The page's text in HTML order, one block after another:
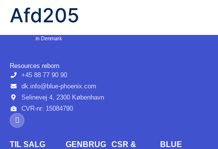
in Denmark
Afd205
Resources reborn
+45 88 77 90 90
dk.info@blue-phoenix.com
Selinevej 4, 2300 København
CVR-nr: 15084790
TIL SALG GENBRUG
CSR &
BLUE